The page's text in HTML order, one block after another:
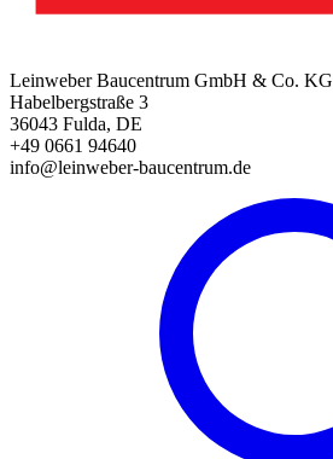
Leinweber Baucentrum GmbH & Co. KG
Habelbergstraße 3
36043 Fulda, DE
+49 0661 94640
info@leinweber-baucentrum.de